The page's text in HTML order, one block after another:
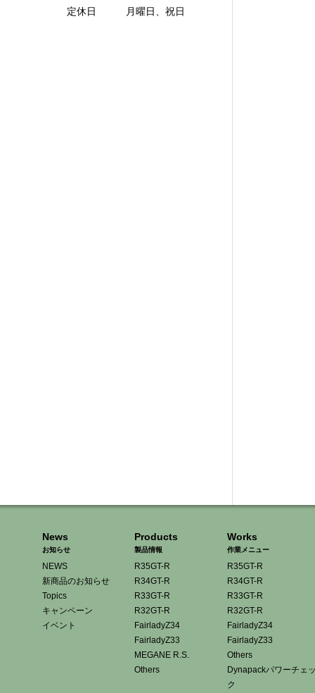
定休日 月曜日、祝日
News
お知らせ
NEWS
新商品のお知らせ
Topics
キャンペーン
イベント
Products
製品情報
R35GT-R
R34GT-R
R33GT-R
R32GT-R
FairladyZ34
FairladyZ33
MEGANE R.S.
Others
Works
作業メニュー
R35GT-R
R34GT-R
R33GT-R
R32GT-R
FairladyZ34
FairladyZ33
Others
Dynapackパワーチェ
ク